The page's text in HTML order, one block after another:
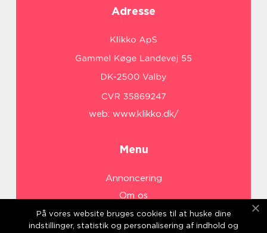
Adresse
web: www.klikko.dk/
Menu
Annoncering
Om os
Cookies
Kontakt os
På vores website bruges cookies til at huske dine
indstillinger, statistik og personalisering af indhold og